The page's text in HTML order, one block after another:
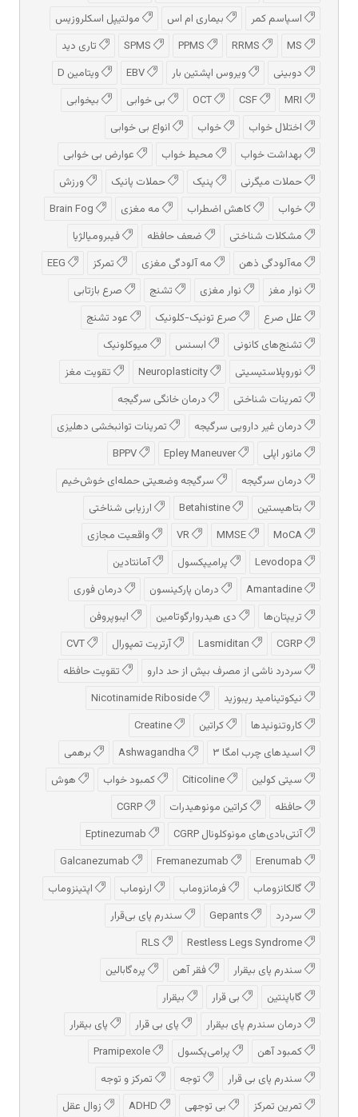
اسپاسم کمر بیماری ام اس
مولتیپل اسکلروزیس
تاری دید
دوبینی
ویروس اپشتین بار
ویتامین D
بی خوابی
بیخوابی
اختلال خواب
خواب
انواع بی خوابی
بهداشت خواب
محیط خواب
عوارض بی خوابی
حملات میگرنی
پنیک حملات پانیک
ورزش
خواب
کاهش اضطراب مه مغزی
مشکلات شناختی
ضعف حافظه
فیبرومیالژیا
مه‌آلودگی ذهن
مه‌ آلودگی مغزی تمرکز
نوار مغز
نوار مغزی تشنج
صرع بازتابی
علل صرع
صرع تونیک-کلونیک
عود تشنج
تشنج‌های کانونی
ابسنس
میوکلونیک
نوروپلاستیسیتی
تقویت مغز
تمرینات شناختی
درمان خانگی سرگیجه
درمان غیر دارویی سرگیجه
تمرینات توانبخشی دهلیزی
مانور اپلی
درمان سرگیجه
سرگیجه وضعیتی حمله‌ای خوش‌خیم
بتاهیستین
ارزیابی شناختی
واقعیت مجازی
پرامیپکسول
آمانتادین
درمان پارکینسون
درمان فوری
تریپتان‌ها
دی هیدروارگوتامین
ایبوپروفن
آرتریت تمپورال
سردرد ناشی از مصرف بیش از حد دارو
تقویت حافظه
نیکوتینامید ریبوزید
کاروتنوئیدها
کراتین
اسیدهای چرب امگا ۳
برهمی
سیتی کولین
کمبود خواب
هوش
حافظه
کراتین مونوهیدرات
آنتی‌بادی‌های مونوکلونال CGRP
گالکانزوماب
فرمانزوماب ارنوماب
اپتینزوماب
سردرد
سندرم پای بی‌قرار
سندرم پای بیقرار
فقر آهن
پره‌گابالین
گاباپنتین
بی قرار
بیقرار
درمان سندرم پای بیقرار
پای بی قرار
پای بیقرار
کمبود آهن
پرامی‌پکسول
سندرم پای بی قرار
توجه
تمرکز و توجه
تمرین تمرکز
بی توجهی
زوال عقل